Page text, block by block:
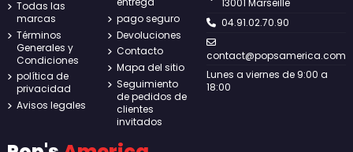
Todas las
marcas
Términos
Generales y
Condiciones
política de
privacidad
Avisos legales
pago seguro
Devoluciones
Contacto
Mapa del sitio
Seguimiento
de pedidos de
clientes
invitados
13001 Marseille
04.91.02.70.90
contact@popsamerica.com
Lunes a viernes de 9:00 a
18:00